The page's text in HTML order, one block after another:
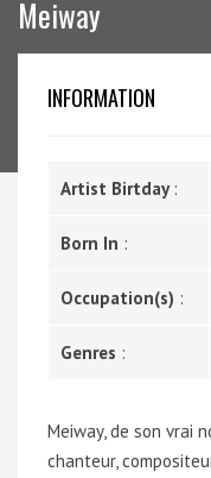
Meiway
INFORMATION
Artist Birtday :
Born In :
Occupation(s) :
Genres :
Meiway, de son vrai
chanteur,